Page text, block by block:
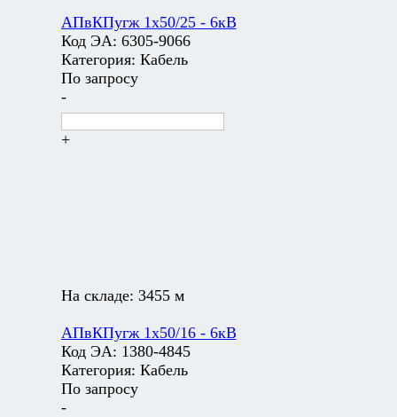
АПвКПугж 1х50/25 - 6кВ
Код ЭА: 6305-9066
Категория: Кабель
По запросу
-
+
На складе: 3455 м
АПвКПугж 1х50/16 - 6кВ
Код ЭА: 1380-4845
Категория: Кабель
По запросу
-